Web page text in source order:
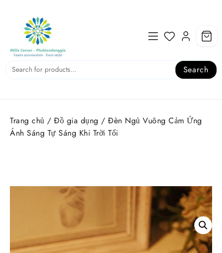
content
Search
Trang chủ / Đồ gia dụng / Đèn Ngủ Vuông Cảm Ứng
Ánh Sáng Tự Sáng Khi Trời Tối